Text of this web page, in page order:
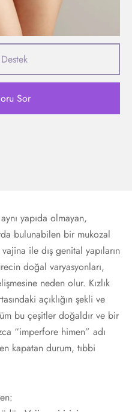
Sor
yapıda olmayan,
bulunabilen bir mukozal
ile dış genital yapıların
doğal varyasyonları,
neden olur. Kızlık
açıklığın şekli ve
bu çeşitler doğaldır ve bir
“imperfore himen” adı
kapatan durum, tıbbi